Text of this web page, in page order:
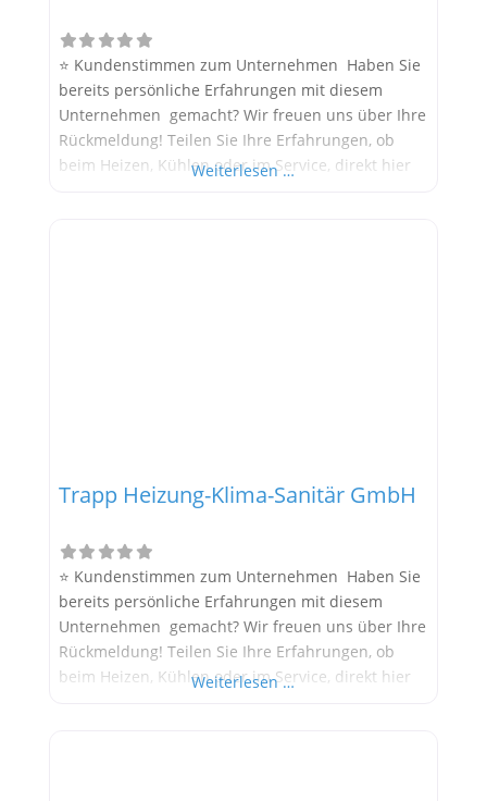
⭐ Kundenstimmen zum Unternehmen Haben Sie
bereits persönliche Erfahrungen mit diesem
Unternehmen gemacht? Wir freuen uns über Ihre
Rückmeldung! Teilen Sie Ihre Erfahrungen, ob
beim Heizen, Kühlen oder im Service, direkt hier
Weiterlesen …
Trapp Heizung-Klima-Sanitär GmbH
⭐ Kundenstimmen zum Unternehmen Haben Sie
bereits persönliche Erfahrungen mit diesem
Unternehmen gemacht? Wir freuen uns über Ihre
Rückmeldung! Teilen Sie Ihre Erfahrungen, ob
beim Heizen, Kühlen oder im Service, direkt hier
Weiterlesen …